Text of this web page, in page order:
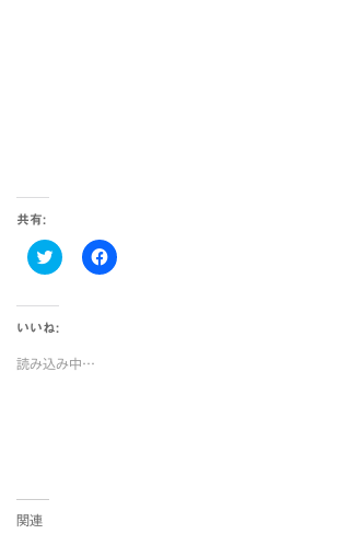
共有:
ク
リ
し
て
T
i
F
a
いいね:
読み込み中…
関連